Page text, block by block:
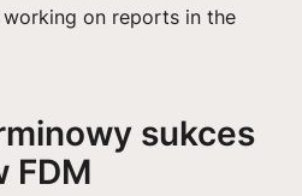
sukces
FDM